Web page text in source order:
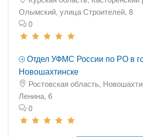
Олымский, улица Строителей, 8
0
Отдел УФМС России по РО в
Новошахтинске
Ростовская область,
Ленина, 6
0